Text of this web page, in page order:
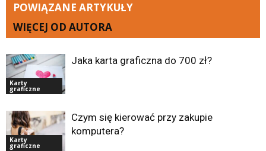
POWIĄZANE ARTYKUŁY
WIĘCEJ OD AUTORA
Karty
graficzne
Jaka karta graficzna do 700 zł?
Karty
graficzne
Czym się kierować przy zakupie
komputera?